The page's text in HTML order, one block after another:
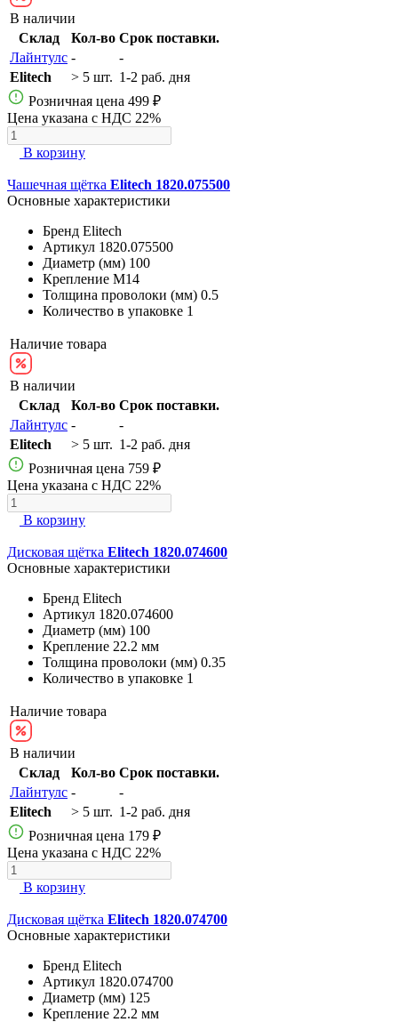
В наличии
Склад
Кол-во Срок поставки.
Лайнтулс -
-
Elitech
> 5 шт. 1-2 раб. дня
Розничная цена 499 ₽
Цена указана с НДС 22%
В корзину
Чашечная щётка Elitech 1820.075500
Основные характеристики
Бренд Elitech
Артикул 1820.075500
Диаметр (мм) 100
Крепление M14
Толщина проволоки (мм) 0.5
Количество в упаковке 1
Наличие товара
В наличии
Склад
Кол-во Срок поставки.
Лайнтулс -
-
Elitech
> 5 шт. 1-2 раб. дня
Розничная цена 759 ₽
Цена указана с НДС 22%
В корзину
Дисковая щётка Elitech 1820.074600
Основные характеристики
Бренд Elitech
Артикул 1820.074600
Диаметр (мм) 100
Крепление 22.2 мм
Толщина проволоки (мм) 0.35
Количество в упаковке 1
Наличие товара
В наличии
Склад
Кол-во Срок поставки.
Лайнтулс -
-
Elitech
> 5 шт. 1-2 раб. дня
Розничная цена 179 ₽
Цена указана с НДС 22%
В корзину
Дисковая щётка Elitech 1820.074700
Основные характеристики
Бренд Elitech
Артикул 1820.074700
Диаметр (мм) 125
Крепление 22.2 мм